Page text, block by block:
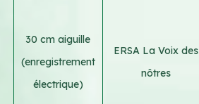
30 cm aiguille
(enregistrement
électrique)
ERSA La Voix des
nôtres